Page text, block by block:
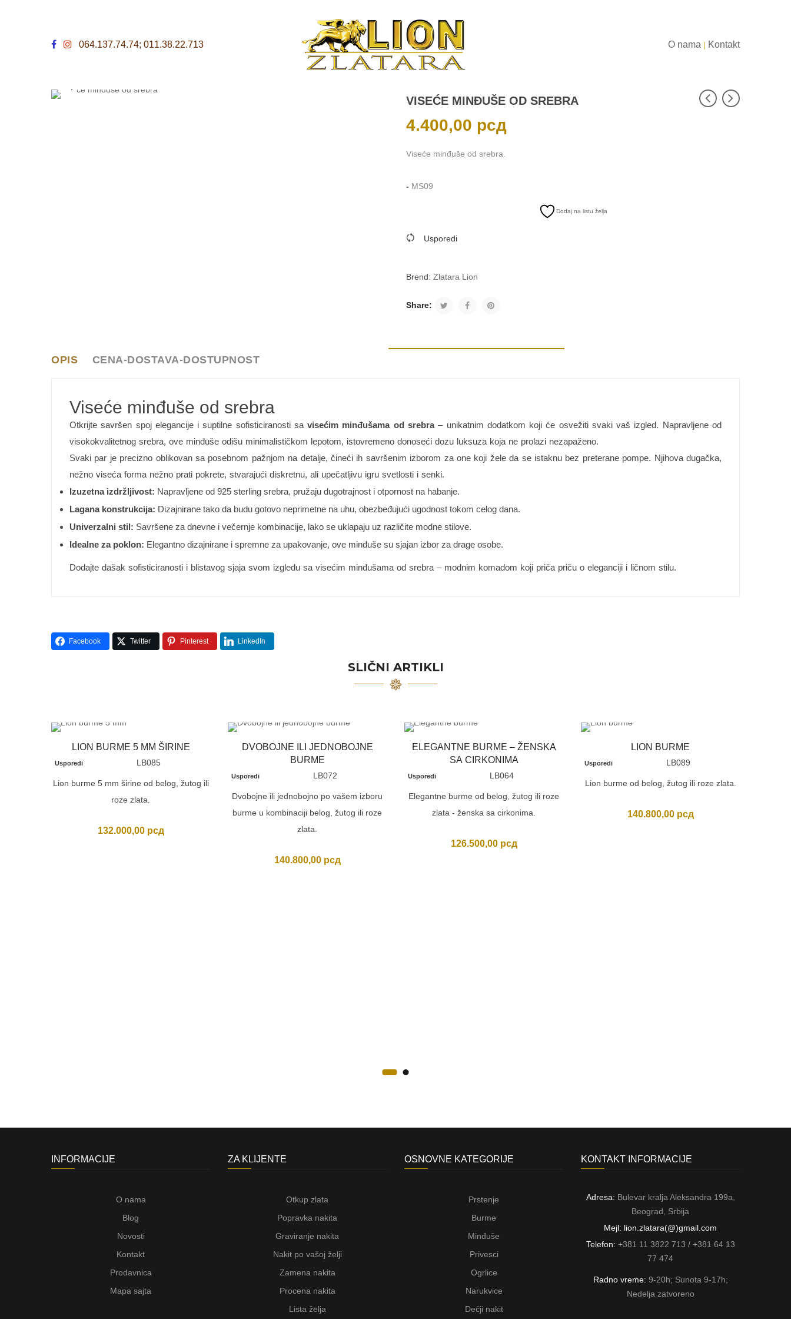
064.137.74.74; 011.38.22.713 O nama | Kontakt
VISEĆE MINĐUŠE OD SREBRA
4.400,00 рсд
Viseće minđuše od srebra.
- MS09
Dodaj na listu želja
Usporedi
Brend:Zlatara Lion
Share:
OPIS CENA-DOSTAVA-DOSTUPNOST
Viseće minđuše od srebra
Otkrijte savršen spoj elegancije i suptilne sofisticiranosti savisećim minđušama od srebra– unikatnim dodatkom koji će osvežiti svaki vaš izgled. Napravljene od
visokokvalitetnog srebra, ove minđuše odišu minimalističkom lepotom, istovremeno donoseći dozu luksuza koja ne prolazi nezapaženo.
Svaki par je precizno oblikovan sa posebnom pažnjom na detalje, čineći ih savršenim izborom za one koji žele da se istaknu bez preterane pompe. Njihova dugačka,
nežno viseća forma nežno prati pokrete, stvarajući diskretnu, ali upečatljivu igru svetlosti i senki.
Izuzetna izdržljivost: Napravljene od 925 sterling srebra, pružaju dugotrajnost i otpornost na habanje.
Lagana konstrukcija: Dizajnirane tako da budu gotovo neprimetne na uhu, obezbeđujući ugodnost tokom celog dana.
Univerzalni stil: Savršene za dnevne i večernje kombinacije, lako se uklapaju uz različite modne stilove.
Idealne za poklon: Elegantno dizajnirane i spremne za upakovanje, ove minđuše su sjajan izbor za drage osobe.
Dodajte dašak sofisticiranosti i blistavog sjaja svom izgledu sa visećim minđušama od srebra – modnim komadom koji priča priču o eleganciji i ličnom stilu.
Facebook Twitter Pinterest LinkedIn
SLIČNI ARTIKLI
LION BURME 5 MM ŠIRINE
Usporedi LB085
Lion burme 5 mm širine od belog, žutog ili
roze zlata.
132.000,00 рсд
DVOBOJNE ILI JEDNOBOJNE
BURME
Usporedi LB072
Dvobojne ili jednobojno po vašem izboru
burme u kombinaciji belog, žutog ili roze
zlata.
140.800,00 рсд
ELEGANTNE BURME – ŽENSKA
SA CIRKONIMA
Usporedi LB064
Elegantne burme od belog, žutog ili roze
zlata - ženska sa cirkonima.
126.500,00 рсд
LION BURME
Usporedi LB089
Lion burme od belog, žutog ili roze zlata.
140.800,00 рсд
INFORMACIJE
O nama
Blog
Novosti
Kontakt
Prodavnica
Mapa sajta
ZA KLIJENTE
Otkup zlata
Popravka nakita
Graviranje nakita
Nakit po vašoj želji
Zamena nakita
Procena nakita
Lista želja
OSNOVNE KATEGORIJE
Prstenje
Burme
Minđuše
Privesci
Ogrlice
Narukvice
Dečji nakit
KONTAKT INFORMACIJE
Adresa: Bulevar kralja Aleksandra 199a,
Beograd, Srbija
Mejl: lion.zlatara(@)gmail.com
Telefon: +381 11 3822 713 / +381 64 13
77 474
Radno vreme: 9-20h; Sunota 9-17h;
Nedelja zatvoreno